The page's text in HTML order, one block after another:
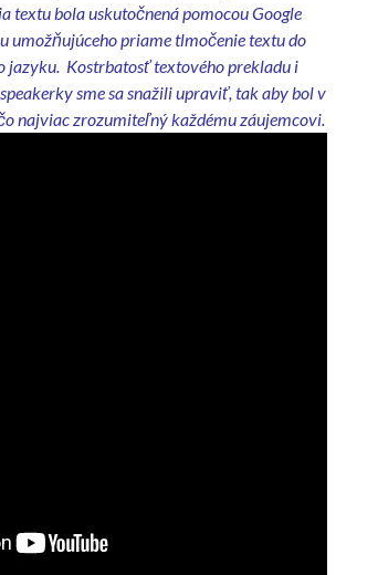
textu bola uskutočnená pomocou Google
umožňujúceho priame tlmočenie textu do
jazyku. Kostrbatosť textového prekladu i
sme sa snažili upraviť, tak aby bol v
najviac zrozumiteľný každému záujemcovi.